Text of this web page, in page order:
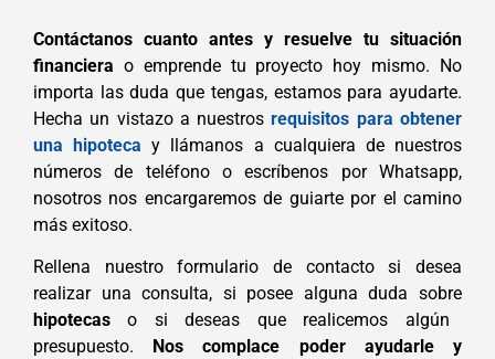
Contáctanos cuanto antes y resuelve tu situación
financiera o emprende tu proyecto hoy mismo. No
importa las duda que tengas, estamos para ayudarte.
Hecha un vistazo a nuestrosrequisitos para obtener
una hipoteca y llámanos a cualquiera de nuestros
números de teléfono o escríbenos por Whatsapp,
nosotros nos encargaremos de guiarte por el camino
más exitoso.
Rellena nuestro formulario de contacto si desea
realizar una consulta, si posee alguna duda sobre
hipotecas o si deseas que realicemos algún
presupuesto. Nos complace poder ayudarle y